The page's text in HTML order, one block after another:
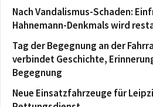
Nach Vandalismus-Schaden:
Hahnemann-Denkmals wird
Tag der Begegnung an der
verbindet Geschichte,
Begegnung
Neue Einsatzfahrzeuge für